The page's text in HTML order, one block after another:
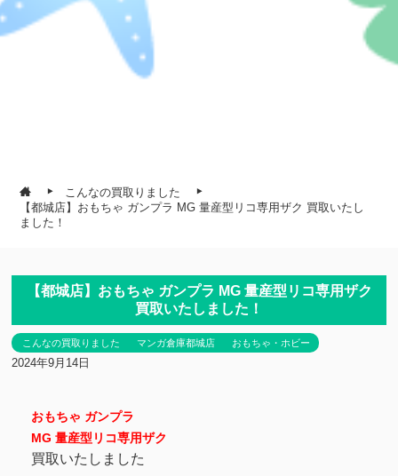
こんなの買取りました
【都城店】おもちゃ ガンプラ MG 量産型リコ専用ザク 買取いたし
ました！
【都城店】おもちゃ ガンプラ MG 量産型リコ専用ザク
買取いたしました！
こんなの買取りました マンガ倉庫都城店 おもちゃ・ホビー
2024年9月14日
おもちゃ ガンプラ
MG 量産型リコ専用ザク
買取いたしました